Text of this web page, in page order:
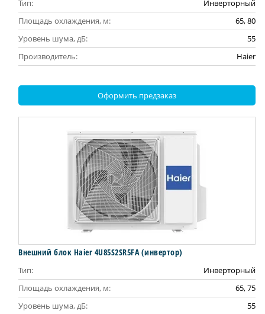
Тип:
Инверторный
Площадь охлаждения, м:
65, 80
Уровень шума, дБ:
55
Производитель:
Haier
Оформить предзаказ
Внешний блок Haier 4U85S2SR5FA (инвертор)
Тип:
Инверторный
Площадь охлаждения, м:
65, 75
Уровень шума, дБ:
55